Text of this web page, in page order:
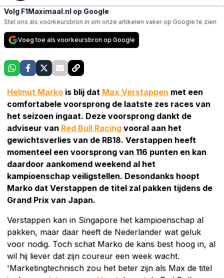
Volg F1Maximaal.nl op Google
Stel ons als voorkeursbron in om onze artikelen vaker op Google te zien
Voeg toe als voorkeursbron op Google
Helmut Marko is blij dat Max Verstappen met een
comfortabele voorsprong de laatste zes races van
het seizoen ingaat. Deze voorsprong dankt de
adviseur van Red Bull Racing vooral aan het
gewichtsverlies van de RB18. Verstappen heeft
momenteel een voorsprong van 116 punten en kan
daardoor aankomend weekend al het
kampioenschap veiligstellen. Desondanks hoopt
Marko dat Verstappen de titel zal pakken tijdens de
Grand Prix van Japan.
Verstappen kan in Singapore het kampioenschap al
pakken, maar daar heeft de Nederlander wat geluk
voor nodig. Toch schat Marko de kans best hoog in, al
wil hij liever dat zijn coureur een week wacht.
'Marketingtechnisch zou het beter zijn als Max de titel